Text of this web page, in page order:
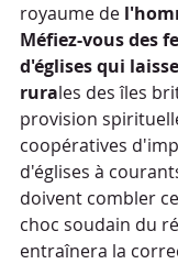
royaume de
Méfiez-vous des
d'églises qui
rurales des îles
provision
coopératives
d'églises à
doivent combler
choc soudain du
entraînera la